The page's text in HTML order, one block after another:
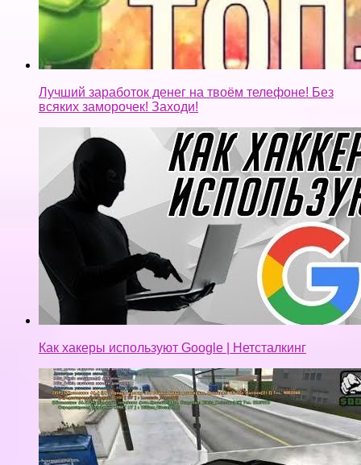
Лучший заработок денег на твоём телефоне! Без
всяких заморочек! Заходи!
Как хакеры используют Google | Нетсталкинг